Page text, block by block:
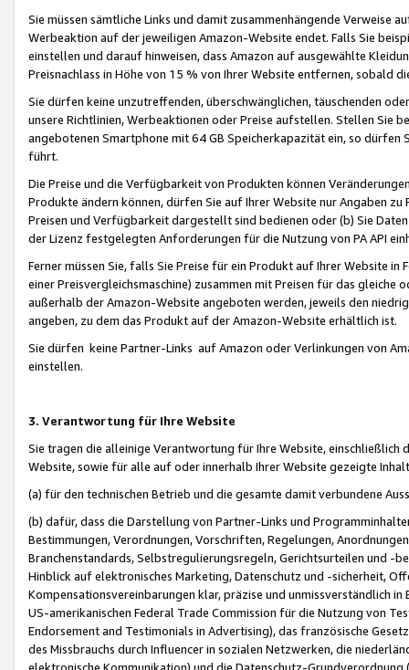
Sie müssen sämtliche Links und damit zusammenhängende
Werbeaktion auf der jeweiligen Amazon-Website endet. Falls Sie
einstellen und darauf hinweisen, dass Amazon auf ausgewählte
Preisnachlass in Höhe von 15 % von Ihrer Website entfernen, sobald
Sie dürfen keine unzutreffenden, überschwänglichen, täuschenden
unsere Richtlinien, Werbeaktionen oder Preise aufstellen. Stellen Sie
angebotenen Smartphone mit 64 GB Speicherkapazität ein, so dürfen
führt.
Die Preise und die Verfügbarkeit von Produkten können
Produkte ändern können, dürfen Sie auf Ihrer Website nur Angaben
Preisen und Verfügbarkeit dargestellt sind bedienen oder (b) Sie
der Lizenz festgelegten Anforderungen für die Nutzung von PA API
Ferner müssen Sie, falls Sie Preise für ein Produkt auf Ihrer Website
einer Preisvergleichsmaschine) zusammen mit Preisen für das
außerhalb der Amazon-Website angeboten werden, jeweils den
angeben, zu dem das Produkt auf der Amazon-Website erhältlich ist.
Sie dürfen keine Partner-Links auf Amazon oder Verlinkungen von
einstellen.
3. Verantwortung für Ihre Website
Sie tragen die alleinige Verantwortung für Ihre Website,
Website, sowie für alle auf oder innerhalb Ihrer Website gezeigte
(a) für den technischen Betrieb und die gesamte damit verbundene
(b) dafür, dass die Darstellung von Partner-Links und
Bestimmungen, Verordnungen, Vorschriften, Regelungen,
Branchenstandards, Selbstregulierungsregeln, Gerichtsurteilen und -
Hinblick auf elektronisches Marketing, Datenschutz und -sicherheit,
Kompensationsvereinbarungen klar, präzise und unmissverständlich
US-amerikanischen Federal Trade Commission für die Nutzung von
Endorsement and Testimonials in Advertising), das französische
des Missbrauchs durch Influencer in sozialen Netzwerken, die
elektronische Kommunikation) und die Datenschutz-